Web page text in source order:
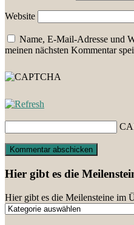
Website
Name, E-Mail-Adresse und
meinen nächsten Kommentar
Hier gibt es die
Hier gibt es die Meilensteine im